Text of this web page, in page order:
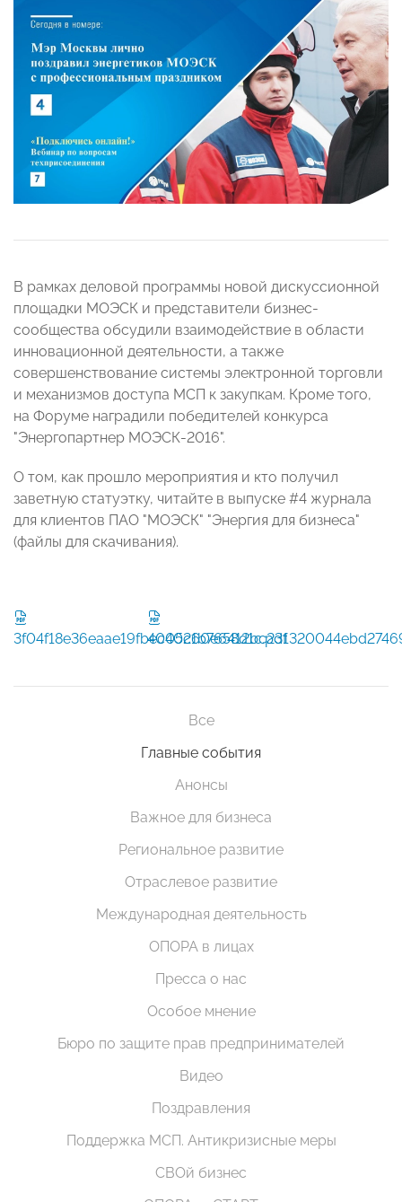
В рамках деловой программы новой дискуссионной
площадки МОЭСК и представители бизнес-
сообщества обсудили взаимодействие в области
инновационной деятельности, а также
совершенствование системы электронной торговли
и механизмов доступа МСП к закупкам. Кроме того,
на Форуме наградили победителей конкурса
"Энергопартнер МОЭСК-2016".
О том, как прошло мероприятия и кто получил
заветную статуэтку, читайте в выпуске #4 журнала
для клиентов ПАО "МОЭСК" "Энергия для бизнеса"
(файлы для скачивания).
3f04f18e36eaae19fbec0521b7658d1c.pdf
Все
Главные события
Анонсы
Важное для бизнеса
Региональное развитие
Отраслевое развитие
Международная деятельность
ОПОРА в лицах
Пресса о нас
Особое мнение
Бюро по защите прав предпринимателей
Видео
Поздравления
Поддержка МСП. Антикризисные меры
СВОй бизнес